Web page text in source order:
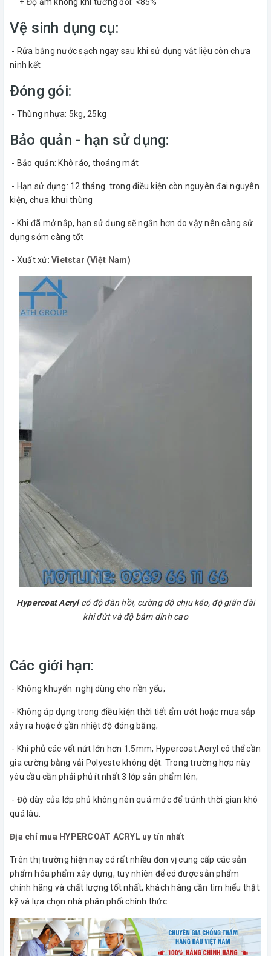
Vệ sinh dụng cụ:
- Rửa bằng nước sạch ngay sau khi sử dụng vật liệu còn chưa
ninh kết
Đóng gói:
- Thùng nhựa: 5kg, 25kg
Bảo quản - hạn sử dụng:
- Bảo quản: Khô ráo, thoáng mát
- Hạn sử dụng: 12 tháng trong điều kiện còn nguyên đai nguyên
kiện, chưa khui thùng
- Khi đã mở nắp, hạn sử dụng sẽ ngắn hơn do vậy nên càng sử
dụng sớm càng tốt
- Xuất xứ: Vietstar (Việt Nam)
Hypercoat Acrylcó độ đàn hồi, cường độ chịu kéo, độ giãn dài
khi đứt và độ bám dính cao
Các giới hạn:
- Không khuyến nghị dùng cho nền yếu;
- Không áp dụng trong điều kiện thời tiết ẩm ướt hoặc mưa sắp
xảy ra hoặc ở gần nhiệt độ đóng băng;
- Khi phủ các vết nứt lớn hơn 1.5mm, Hypercoat Acryl có thể cần
gia cường bằng vải Polyeste không dệt. Trong trường hợp này
yêu cầu cần phải phủ ít nhất 3 lớp sản phẩm lên;
- Độ dày của lớp phủ không nên quá mức để tránh thời gian khô
quá lâu.
Địa chỉ mua HYPERCOAT ACRYL uy tín nhất
Trên thị trường hiện nay có rất nhiều đơn vị cung cấp các sản
phẩm hóa phẩm xây dựng, tuy nhiên để có được sản phẩm
chính hãng và chất lượng tốt nhất, khách hàng cần tìm hiểu thật
kỹ và lựa chọn nhà phân phối chính thức.